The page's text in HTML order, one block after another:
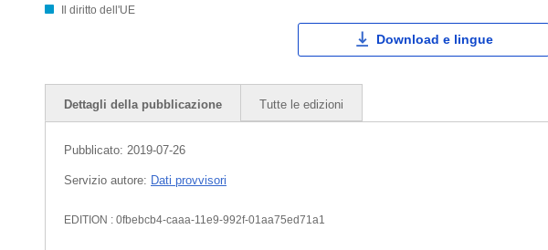
Il diritto dell'UE
Download e lingue
Dettagli della pubblicazione Tutte le edizioni
Pubblicato: 2019-07-26
Servizio autore: Dati provvisori
EDITION : 0fbebcb4-caaa-11e9-992f-01aa75ed71a1